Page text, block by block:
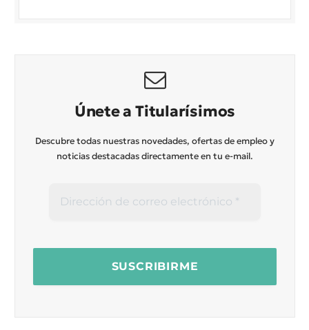
Únete a Titularísimos
Descubre todas nuestras novedades, ofertas de empleo y
noticias destacadas directamente en tu e-mail.